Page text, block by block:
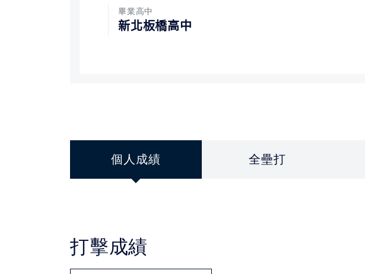
畢業高中
新北板橋高中
個人成績 全壘打
打擊成績